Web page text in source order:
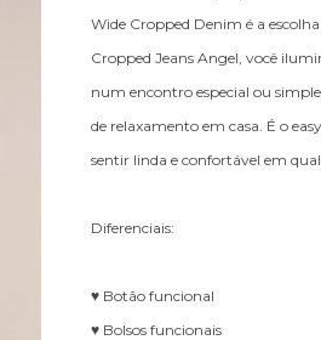
Wide Cropped Denim é a
Cropped Jeans Angel, você
num encontro especial ou
de relaxamento em casa. É o
sentir linda e confortável em
Diferenciais:
♥ Botão funcional
♥ Bolsos funcionais